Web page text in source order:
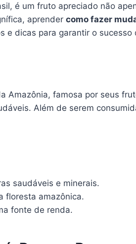
é um fruto apreciado não
aprender como fazer
e dicas para garantir o sucesso
Amazônia, famosa por seus
Além de serem
saudáveis e minerais.
floresta amazônica.
fonte de renda.